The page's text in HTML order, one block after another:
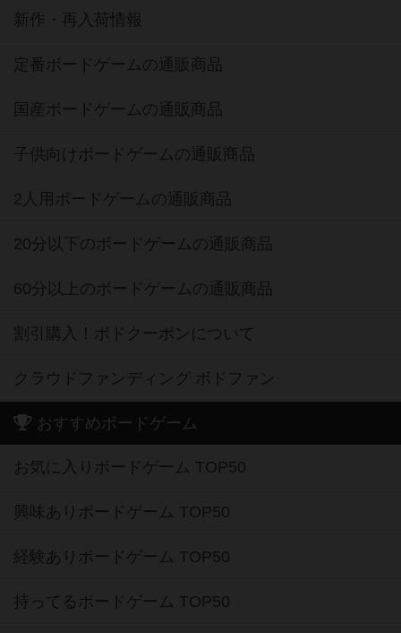
新作・再入荷情報
定番ボードゲームの通販商品
国産ボードゲームの通販商品
子供向けボードゲームの通販商品
2人用ボードゲームの通販商品
20分以下のボードゲームの通販商品
60分以上のボードゲームの通販商品
割引購入！ボドクーポンについて
クラウドファンディング ボドファン
おすすめボードゲーム
お気に入りボードゲーム TOP50
興味ありボードゲーム TOP50
経験ありボードゲーム TOP50
持ってるボードゲーム TOP50